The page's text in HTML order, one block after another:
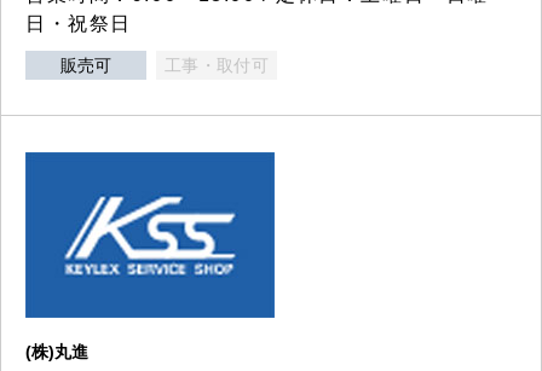
日・祝祭日
販売可 工事・取付可
(株)丸進